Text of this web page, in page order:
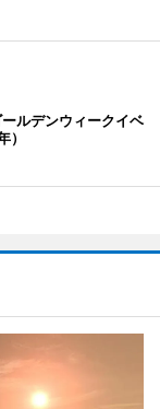
ルデンウィークイベ